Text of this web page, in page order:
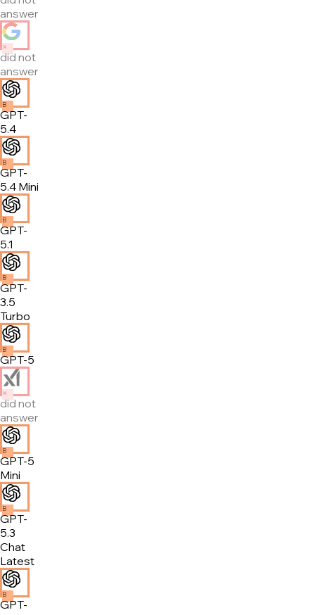
answer
✕
did not
answer
B
GPT-
5.4
B
GPT-
5.4 Mini
B
GPT-
5.1
B
GPT-
3.5
Turbo
B
GPT-5
✕
did not
answer
B
GPT-5
Mini
B
GPT-
5.3
Chat
Latest
B
GPT-